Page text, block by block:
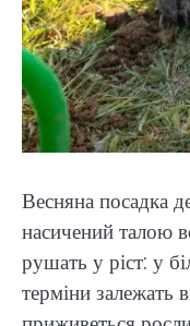
Весняна посадка
насичений талою
рушать у ріст: у
терміни залежать